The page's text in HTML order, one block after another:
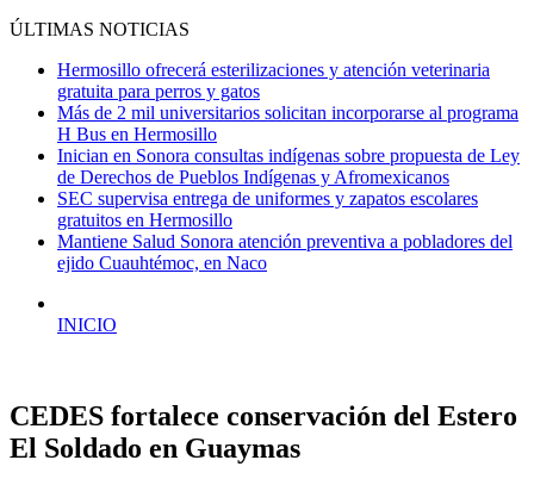
ÚLTIMAS NOTICIAS
Hermosillo ofrecerá esterilizaciones y atención veterinaria
gratuita para perros y gatos
Más de 2 mil universitarios solicitan incorporarse al programa
H Bus en Hermosillo
Inician en Sonora consultas indígenas sobre propuesta de Ley
de Derechos de Pueblos Indígenas y Afromexicanos
SEC supervisa entrega de uniformes y zapatos escolares
gratuitos en Hermosillo
Mantiene Salud Sonora atención preventiva a pobladores del
ejido Cuauhtémoc, en Naco
INICIO
CEDES fortalece conservación del Estero
El Soldado en Guaymas